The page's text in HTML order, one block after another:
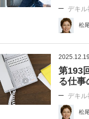
デキ
松
2025.12.19
第193
る仕事
デキ
松